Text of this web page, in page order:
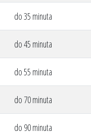
do 35 minuta
do 45 minuta
do 55 minuta
do 70 minuta
do 90 minuta